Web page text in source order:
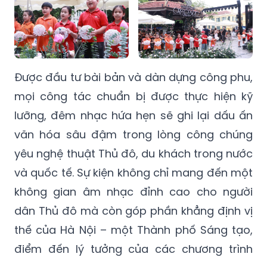
Được đầu tư bài bản và dàn dựng công phu,
mọi công tác chuẩn bị được thực hiện kỹ
lưỡng, đêm nhạc hứa hẹn sẽ ghi lại dấu ấn
văn hóa sâu đậm trong lòng công chúng
yêu nghệ thuật Thủ đô, du khách trong nước
và quốc tế. Sự kiện không chỉ mang đến một
không gian âm nhạc đỉnh cao cho người
dân Thủ đô mà còn góp phần khẳng định vị
thế của Hà Nội – một Thành phố Sáng tạo,
điểm đến lý tưởng của các chương trình